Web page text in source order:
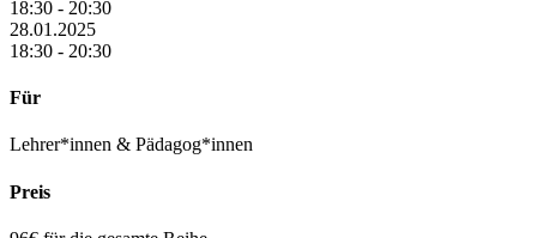
18:30 - 20:30
28.01.2025
18:30 - 20:30
Für
Lehrer*innen & Pädagog*innen
Preis